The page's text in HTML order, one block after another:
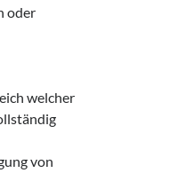
oder
welcher
von